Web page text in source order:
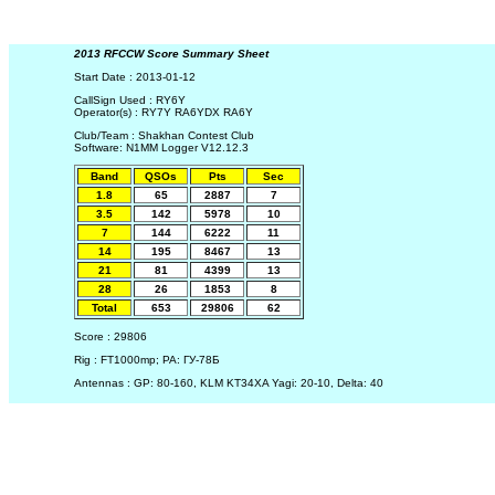
2013 RFCCW Score Summary Sheet
Start Date : 2013-01-12
CallSign Used : RY6Y
Operator(s) : RY7Y RA6YDX RA6Y
Club/Team : Shakhan Contest Club
Software: N1MM Logger V12.12.3
Band QSOs Pts
Sec
1.8
65 2887
7
3.5
142 5978
10
7
144 6222
11
14
195 8467
13
21
81 4399
13
28
26 1853
8
Total
653 29806 62
Score : 29806
Rig : FT1000mp; PA: ГУ-78Б
Antennas : GP: 80-160, KLM KT34XA Yagi: 20-10, Delta: 40